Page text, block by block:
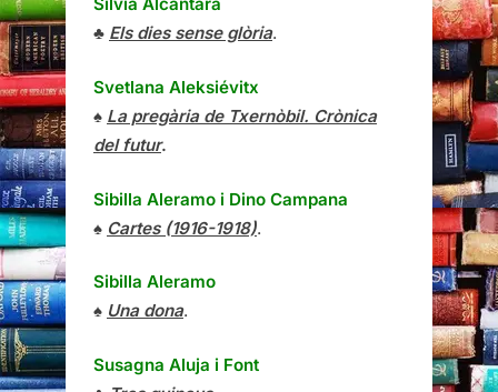
♣ Els dies sense glòria.
Svetlana Aleksiévitx
♠ La pregària de Txernòbil. Crònica
del futur.
Sibilla Aleramo i Dino Campana
♠ Cartes (1916-1918).
Sibilla Aleramo
♠ Una dona.
Susagna Aluja i Font